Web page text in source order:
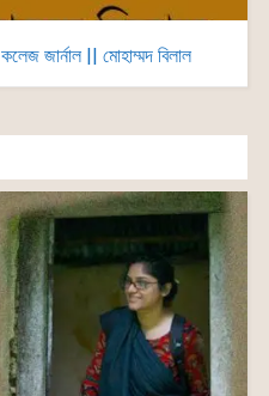
কলেজ জার্নাল || মোহাম্মদ বিলাল